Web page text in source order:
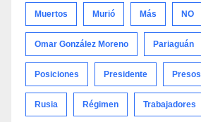
Muertos Murió Más NO
Omar González Moreno Pariaguán
Posiciones Presidente Presos
Rusia Régimen Trabajadores